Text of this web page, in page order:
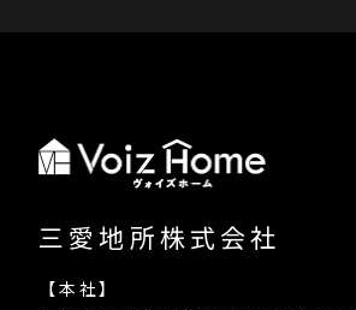
三愛地所株式会社
【本社】